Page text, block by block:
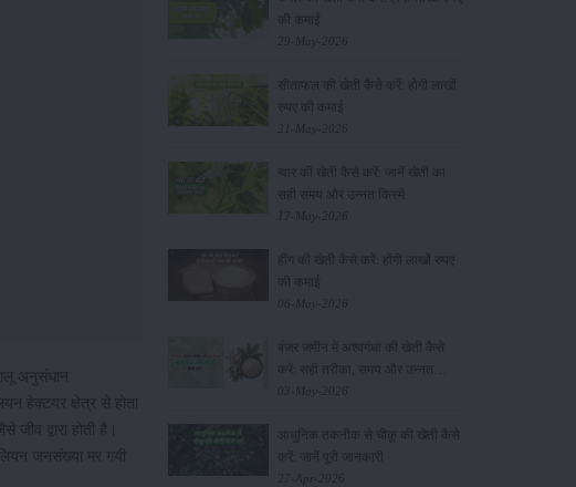
अनुसंधान
हेक्टयर क्षेत्र से होता
द्वारा होती है।
जनसंख्या मर गयी
की कमाई
29-May-2026
सीताफल की खेती कैसे करें: होगी लाखों
रुपए की कमाई
21-May-2026
ग्वार की खेती कैसे करें: जानें खेती का
सही समय और उन्नत किस्में
17-May-2026
हींग की खेती कैसे करें: होंगी लाखों रुपए
की कमाई
06-May-2026
बंजर जमीन में अश्वगंधा की खेती कैसे
करें: सही तरीका, समय और उन्नत
तकनीकें
03-May-2026
आधुनिक तकनीक से चीकू की खेती कैसे
करें: जानें पूरी जानकारी
27-Apr-2026